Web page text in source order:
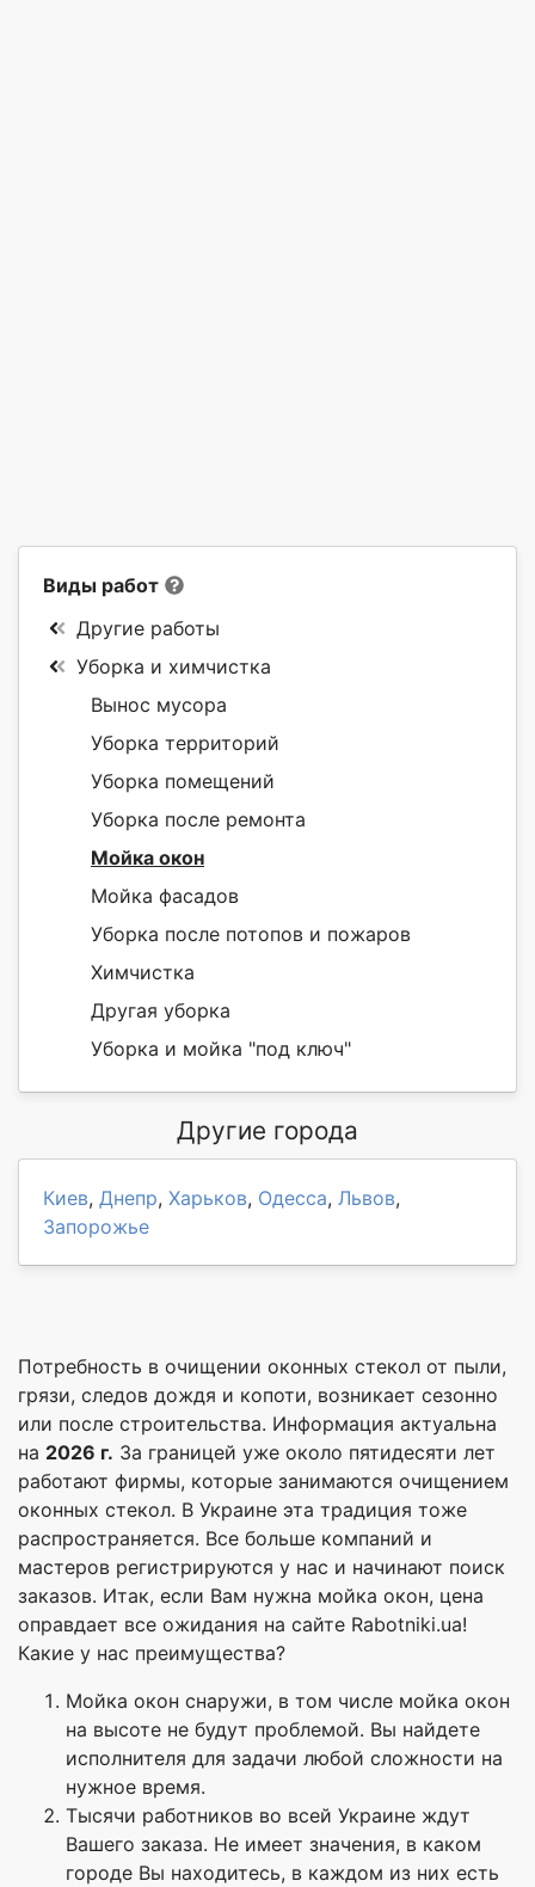
Виды работ
Другие работы
Уборка и химчистка
Вынос мусора
Уборка территорий
Уборка помещений
Уборка после ремонта
Мойка окон
Мойка фасадов
Уборка после потопов и пожаров
Химчистка
Другая уборка
Уборка и мойка "под ключ"
Другие города
Киев, Днепр, Харьков, Одесса, Львов,
Запорожье
Потребность в очищении оконных стекол от пыли,
грязи, следов дождя и копоти, возникает сезонно
или после строительства. Информация актуальна
на 2026 г. За границей уже около пятидесяти лет
работают фирмы, которые занимаются очищением
оконных стекол. В Украине эта традиция тоже
распространяется. Все больше компаний и
мастеров регистрируются у нас и начинают поиск
заказов. Итак, если Вам нужна мойка окон, цена
оправдает все ожидания на сайте Rabotniki.ua!
Какие у нас преимущества?
Мойка окон снаружи, в том числе мойка окон
на высоте не будут проблемой. Вы найдете
исполнителя для задачи любой сложности на
нужное время.
Тысячи работников во всей Украине ждут
Вашего заказа. Не имеет значения, в каком
городе Вы находитесь, в каждом из них есть